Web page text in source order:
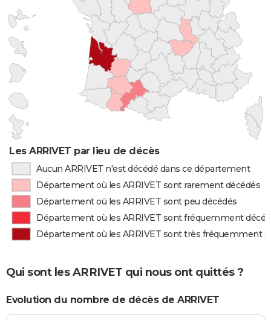
Les ARRIVET par lieu de décès
Aucun ARRIVET n'est décédé dans ce département
Département où les ARRIVET sont rarement décédés
Département où les ARRIVET sont peu décédés
Département où les ARRIVET sont fréquemment
Département où les ARRIVET sont très fréquemment
Qui sont les ARRIVET qui nous ont quittés ?
Evolution du nombre de décès de ARRIVET